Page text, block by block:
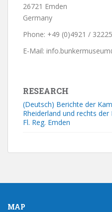
26721 Emden
Germany
Phone: +49 (0)4921 /
E-Mail:
RESEARCH
(Deutsch) Berichte der
Rheiderland und rechts
Fl. Reg. Emden
MAP